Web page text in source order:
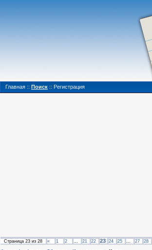
Главная :: Поиск :: Регистрация
Страница 23 из 28 « 1 2 … 21 22 23 24 25 … 27 28